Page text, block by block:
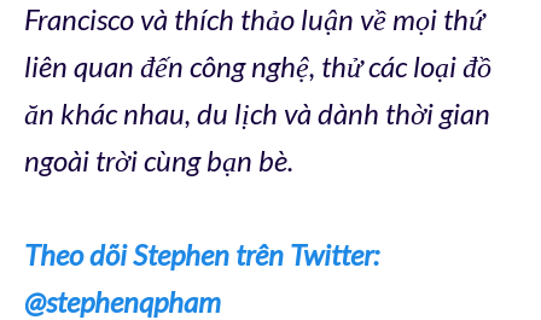
Francisco và thích thảo luận về mọi thứ
liên quan đến công nghệ, thử các loại đồ
ăn khác nhau, du lịch và dành thời gian
ngoài trời cùng bạn bè.
Theo dõi Stephen trên Twitter:
@stephenqpham